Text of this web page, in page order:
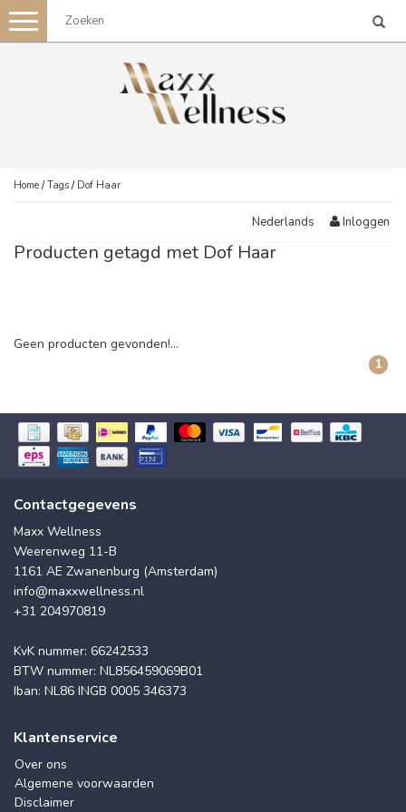
Toggle
navigation
Home /Tags / Dof Haar
Nederlands Inloggen
Producten getagd met Dof Haar
Geen producten gevonden!...
1
Contactgegevens
Maxx Wellness
Weerenweg 11-B
1161 AE Zwanenburg (Amsterdam)
info@maxxwellness.nl
+31 204970819
KvK nummer: 66242533
BTW nummer: NL856459069B01
Iban: NL86 INGB 0005 346373
Klantenservice
Over ons
Algemene voorwaarden
Disclaimer